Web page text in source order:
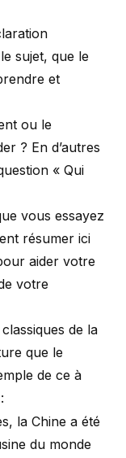
sujet, que le
et
ou le
? En d’autres
« Qui
vous essayez
résumer ici
aider votre
votre
de la
que le
de ce à
la Chine a été
du monde